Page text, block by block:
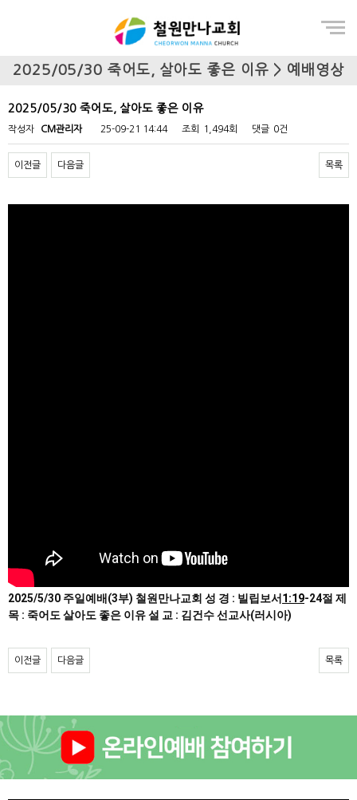
2025/05/30 죽어도, 살아도 좋은 이유 > 예배영상
2025/05/30 죽어도, 살아도 좋은 이유
작성자 CM관리자 25-09-21 14:44 조회 1,494회 댓글 0건
이전글 다음글 목록
2025/5/30 주일예배(3부) 철원만나교회 성 경 : 빌립보서 1:19-24절 제
목 : 죽어도 살아도 좋은 이유 설 교 : 김건수 선교사(러시아)
이전글 다음글 목록